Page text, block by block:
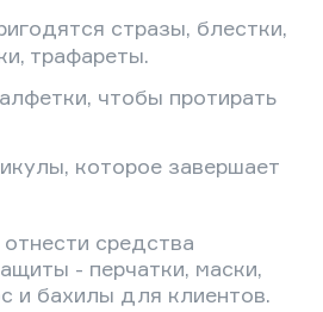
стразы, блестки,
трафареты.
чтобы протирать
которое завершает
средства
- перчатки, маски,
и бахилы для клиентов.